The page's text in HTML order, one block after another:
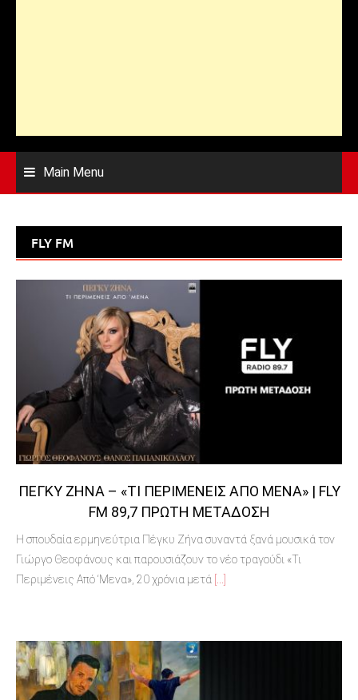
Main Menu
FLY FM
ΠΈΓΚΥ ΖΉΝΑ – «ΤΙ ΠΕΡΙΜΈΝΕΙΣ ΑΠΌ ΜΈΝΑ» | FLY
FM 89,7 ΠΡΏΤΗ ΜΕΤΆΔΟΣΗ
Η σπουδαία ερμηνεύτρια Πέγκυ Ζήνα συναντά ξανά μουσικά τον
Γιώργο Θεοφάνους και παρουσιάζουν το νέο τραγούδι «Τι
Περιμένεις Από ‘Μενα», 20 χρόνια μετά [...]